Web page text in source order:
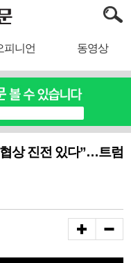
피니언 동영상
상 진전 있다”…트럼